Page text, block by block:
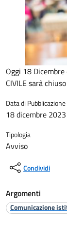
Oggi 18 Dicembre
CIVILE sarà chiuso
Data di Pubblicazione
18 dicembre 2023
Tipologia
Avviso
Condividi
Argomenti
Comunicazione